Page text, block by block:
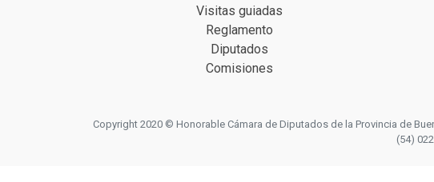
Visitas guiadas
Reglamento
Diputados
Comisiones
Copyright 2020 © Honorable Cámara de Diputados de la Provincia de
(54)